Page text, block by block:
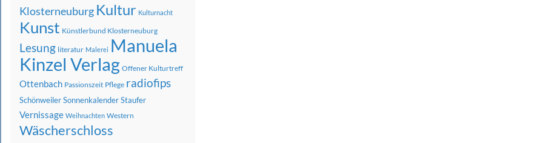
Klosterneuburg Kultur Kulturnacht
Kunst Künstlerbund Klosterneuburg
Lesung literatur Malerei Manuela
Kinzel Verlag Offener Kulturtreff
Ottenbach Passionszeit Pflege radiofips
SchönweilerSonnenkalenderStaufer
Vernissage Weihnachten Western
Wäscherschloss